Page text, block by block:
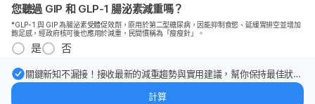
您聽過 GIP 和 GLP-1 腸泌素減重嗎？
*GLP-1 與 GIP 為腸泌素受體促效劑，原用於第二型糖尿病，因能抑制食慾、延緩胃排空並增加
飽足感，經政府核可後也應用於減重，民間慣稱為「瘦瘦針」。
是 否
關鍵新知不漏接！接收最新的減重趨勢與實用建議，幫你保持最佳狀
計算